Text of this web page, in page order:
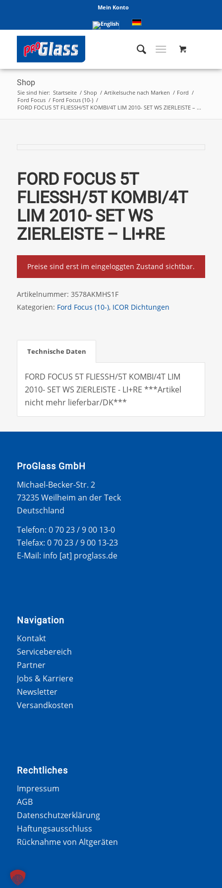
Mein Konto
Shop
Sie sind hier: Startseite / Shop / Artikelsuche nach Marken / Ford /
Ford Focus / Ford Focus (10-) /
FORD FOCUS 5T FLIESSH/5T KOMBI/4T LIM 2010- SET WS ZIERLEISTE – ...
FORD FOCUS 5T
FLIESSH/5T KOMBI/4T
LIM 2010- SET WS
ZIERLEISTE – LI+RE
Preise sind erst im eingeloggten Zustand sichtbar.
Artikelnummer: 3578AKMHS1F
Kategorien: Ford Focus (10-), ICOR Dichtungen
Technische Daten
FORD FOCUS 5T FLIESSH/5T KOMBI/4T LIM
2010- SET WS ZIERLEISTE - LI+RE ***Artikel
nicht mehr lieferbar/DK***
ProGlass GmbH
Michael-Becker-Str. 2
73235 Weilheim an der Teck
Deutschland
Telefon: 0 70 23 / 9 00 13-0
Telefax: 0 70 23 / 9 00 13-23
E-Mail: info [at] proglass.de
Navigation
Kontakt
Servicebereich
Partner
Jobs & Karriere
Newsletter
Versandkosten
Rechtliches
Impressum
AGB
Datenschutzerklärung
Haftungsausschluss
Rücknahme von Altgeräten